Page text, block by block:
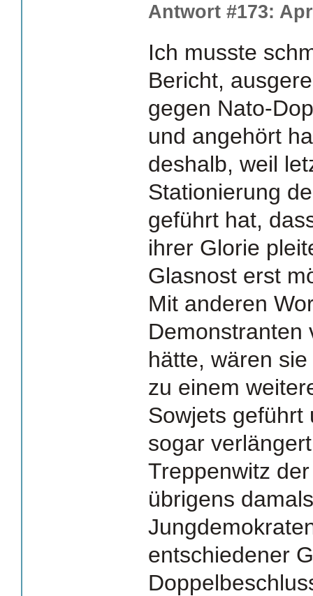
Antwort #173:
Ich musste
Bericht,
gegen Nato-
und angehört
deshalb, weil
Stationierung
geführt hat,
ihrer Glorie
Glasnost erst
Mit anderen
Demonstranten
hätte, wären
zu einem
Sowjets geführt
sogar
Treppenwitz
übrigens
entschiedener